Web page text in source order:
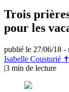
Trois
pour les
publié le 27/06/18 -
Isabelle Cousturié ✝
|3 min de lecture